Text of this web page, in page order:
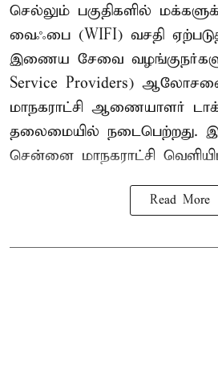
செல்லும் பகுதிகளில்
வைஃபை (WIFI) வசதி
இணைய சேவை
Service Providers)
மாநகராட்சி ஆணையாளர்
தலைமையில் நடைபெற்றது.
சென்னை மாநகராட்சி
Read More